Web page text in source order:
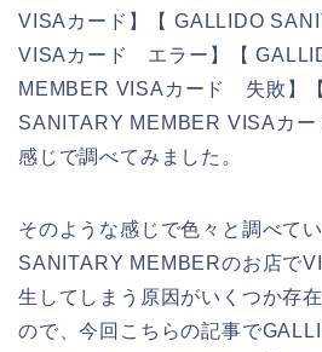
VISAカード】【 GALLIDO
VISAカード エラー】【
MEMBER VISAカード 失敗】
SANITARY MEMBER VISAカ
感じで調べてみました。
そのような感じで色々と調べて
SANITARY MEMBERのお店で
生してしまう原因がいくつか存
ので、今回こちらの記事で